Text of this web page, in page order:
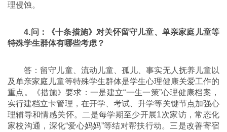
理侵蚀。
4.问：《十条措施》对关怀留守儿童、单亲家庭儿童等
特殊学生群体有哪些考虑？
答：留守儿童、流动儿童、孤儿、事实无人抚养儿童以
及单亲家庭儿童等特殊学生群体是学生心理健康关爱工作的
重点。《措施》要求：一是建立“一生一策”心理健康档案，
实行建档立卡管理，在开学、考试、升学等关键节点加强心
理辅导和情感关怀。二是每学期至少开展1次家访，常态化
家校沟通，深化“爱心妈妈”等结对帮扶行动。三是改善寄宿